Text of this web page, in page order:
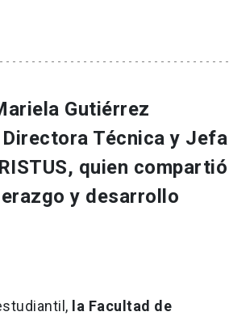
Gutiérrez
Técnica y Jefa
quien compartió
y desarrollo
la Facultad de